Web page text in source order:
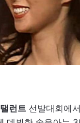
런트 선발대회에